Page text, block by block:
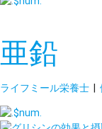
亜鉛
ライフミール栄養士 |